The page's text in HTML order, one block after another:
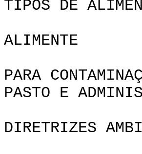
TIPOS DE
ALIMENTE
PARA
PASTO E
DIRETRIZES